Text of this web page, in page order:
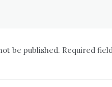
be published. Required